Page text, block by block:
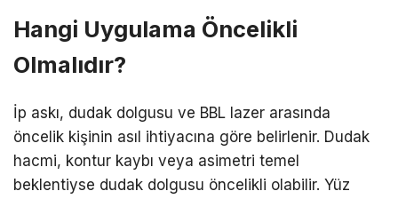
Hangi Uygulama Öncelikli
Olmalıdır?
İp askı, dudak dolgusu ve BBL lazer arasında
öncelik kişinin asıl ihtiyacına göre belirlenir. Dudak
hacmi, kontur kaybı veya asimetri temel
beklentiyse dudak dolgusu öncelikli olabilir. Yüz